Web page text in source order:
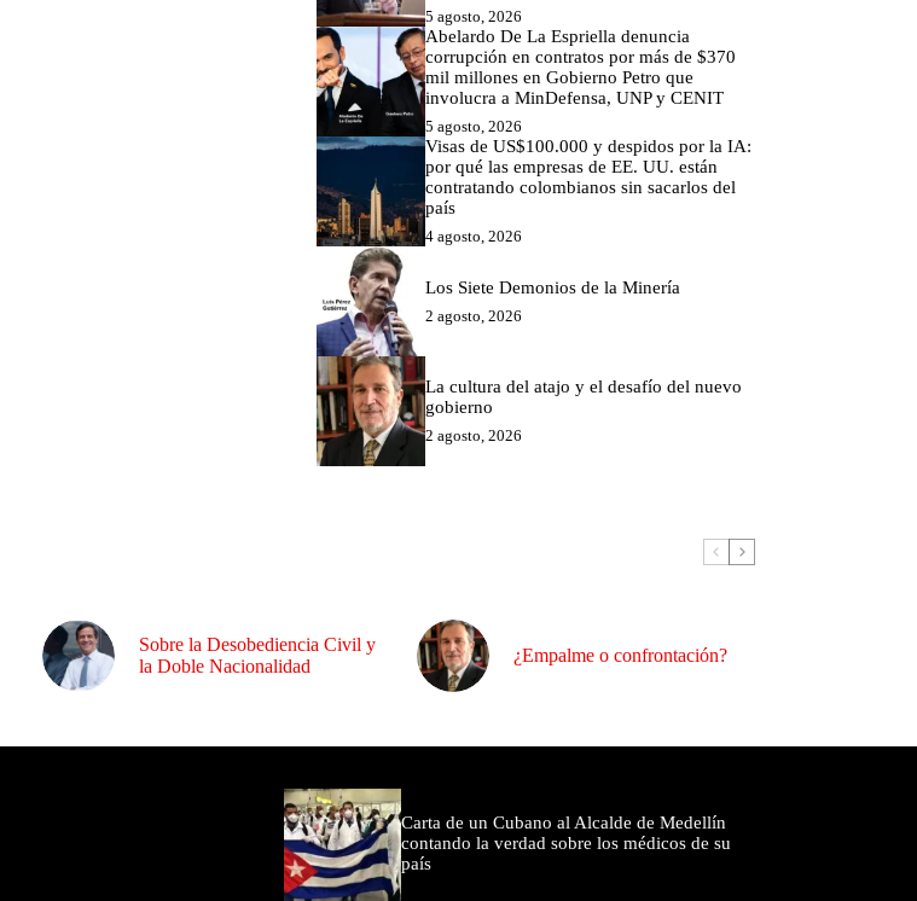
5 agosto, 2026
Abelardo De La Espriella denuncia
corrupción en contratos por más de $370
mil millones en Gobierno Petro que
involucra a MinDefensa, UNP y CENIT
5 agosto, 2026
Visas de US$100.000 y despidos por la IA:
por qué las empresas de EE. UU. están
contratando colombianos sin sacarlos del
país
4 agosto, 2026
Los Siete Demonios de la Minería
2 agosto, 2026
La cultura del atajo y el desafío del nuevo
gobierno
2 agosto, 2026
Sobre la Desobediencia Civil y
la Doble Nacionalidad
¿Empalme o confrontación?
Carta de un Cubano al Alcalde de Medellín
contando la verdad sobre los médicos de su
país